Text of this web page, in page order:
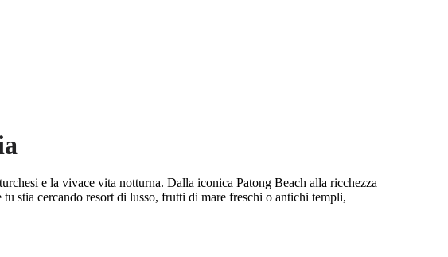
e la vivace vita notturna. Dalla iconica Patong Beach alla ricchezza
stia cercando resort di lusso, frutti di mare freschi o antichi templi,